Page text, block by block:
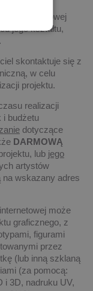
internetowej
jego kształtu,
skontaktuje się z
w celu
projektu.
realizacji
i budżetu
dotyczące
DARMOWĄ
lub jego
artystów
na wskazany adres
może
graficznego, z
figurami
przez
(lub inną szklaną
(za pomocą:
i 3D, nadruku UV,